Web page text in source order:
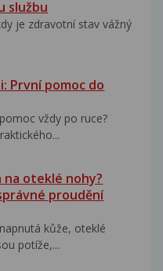
službu
je zdravotní stav vážný
První pomoc do
vždy po ruce?
na oteklé nohy?
proudění
kůže, oteklé
potíže,...